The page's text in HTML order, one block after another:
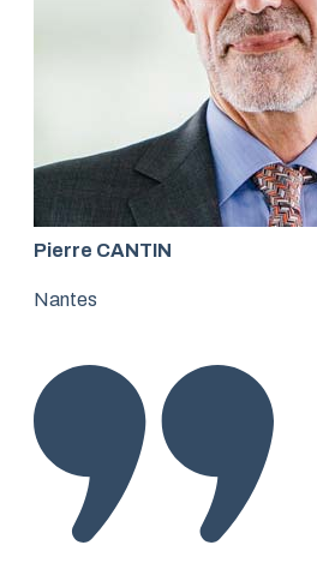
Pierre CANTIN
Nantes